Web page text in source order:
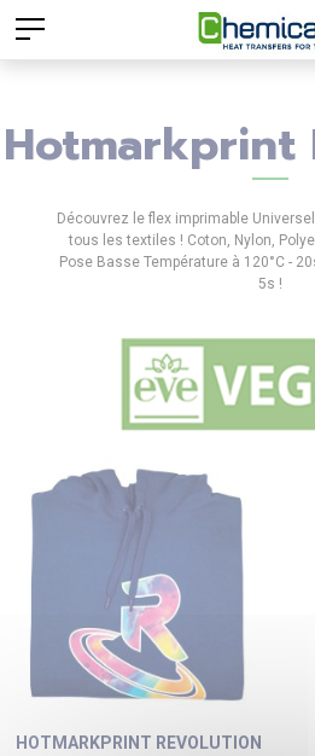
Hotmarkprint
Découvrez le flex imprimable
tous les textiles ! Coton, Nylon,
Pose Basse Température à 120°C -
5s !
HOTMARKPRINT REVOLUTION